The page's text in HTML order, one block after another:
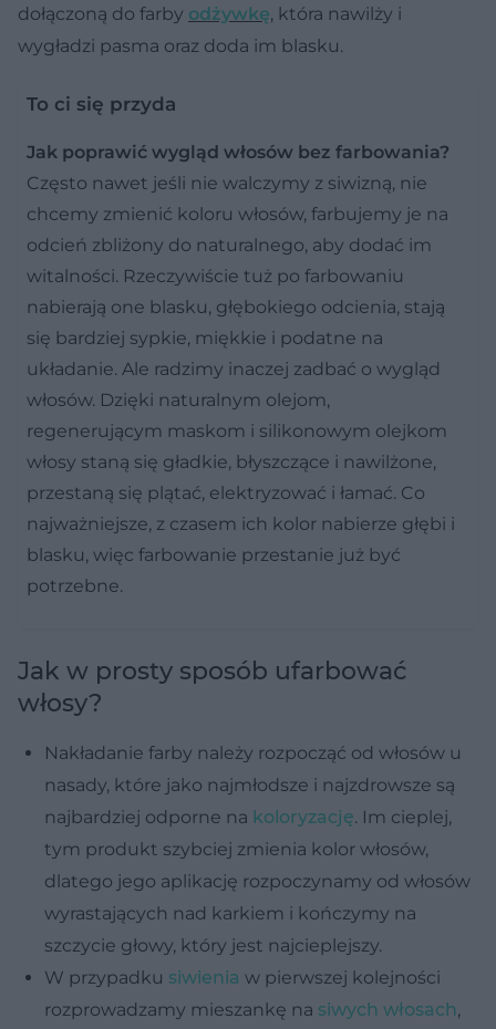
dołączoną do farby odżywkę, która nawilży i
wygładzi pasma oraz doda im blasku.
To ci się przyda
Jak poprawić wygląd włosów bez farbowania?
Często nawet jeśli nie walczymy z siwizną, nie
chcemy zmienić koloru włosów, farbujemy je na
odcień zbliżony do naturalnego, aby dodać im
witalności. Rzeczywiście tuż po farbowaniu
nabierają one blasku, głębokiego odcienia, stają
się bardziej sypkie, miękkie i podatne na
układanie. Ale radzimy inaczej zadbać o wygląd
włosów. Dzięki naturalnym olejom,
regenerującym maskom i silikonowym olejkom
włosy staną się gładkie, błyszczące i nawilżone,
przestaną się plątać, elektryzować i łamać. Co
najważniejsze, z czasem ich kolor nabierze głębi i
blasku, więc farbowanie przestanie już być
potrzebne.
Jak w prosty sposób ufarbować
włosy?
Nakładanie farby należy rozpocząć od włosów u
nasady, które jako najmłodsze i najzdrowsze są
najbardziej odporne na koloryzację. Im cieplej,
tym produkt szybciej zmienia kolor włosów,
dlatego jego aplikację rozpoczynamy od włosów
wyrastających nad karkiem i kończymy na
szczycie głowy, który jest najcieplejszy.
W przypadku siwienia w pierwszej kolejności
rozprowadzamy mieszankę na siwych włosach,